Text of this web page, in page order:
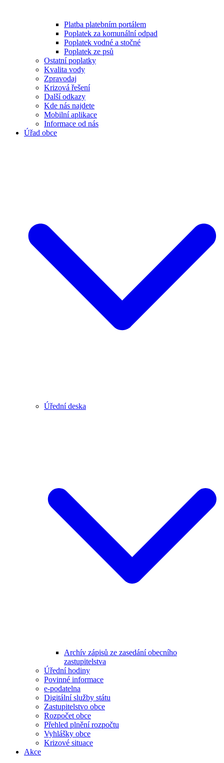
Platba platebním portálem
Poplatek za komunální odpad
Poplatek vodné a stočné
Poplatek ze psů
Ostatní poplatky
Kvalita vody
Zpravodaj
Krizová řešení
Další odkazy
Kde nás najdete
Mobilní aplikace
Informace od nás
Úřad obce
Úřední deska
Archív zápisů ze zasedání obecního
zastupitelstva
Úřední hodiny
Povinné informace
e-podatelna
Digitální služby státu
Zastupitelstvo obce
Rozpočet obce
Přehled plnění rozpočtu
Vyhlášky obce
Krizové situace
Akce